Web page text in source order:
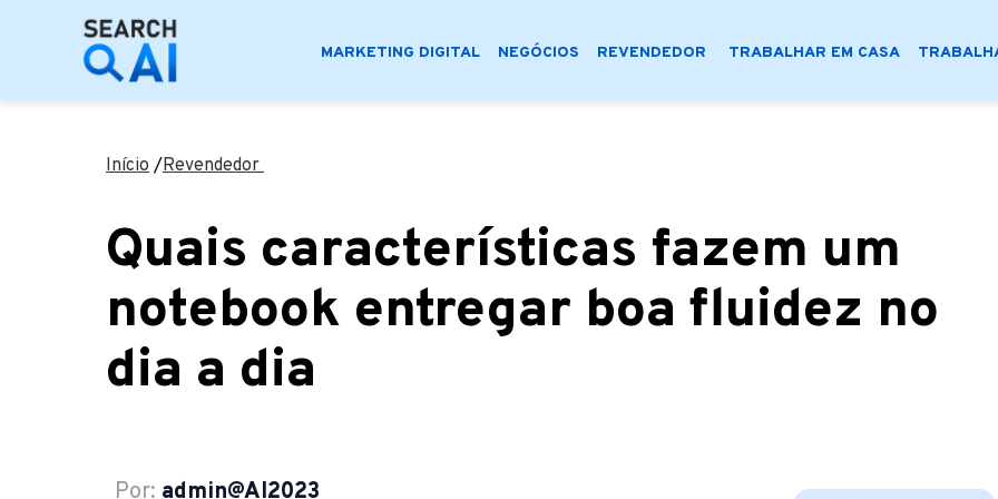
MARKETING DIGITAL NEGÓCIOS REVENDEDOR TRABALHAR EM CASA
Início /Revendedor
Quais características fazem um
notebook entregar boa fluidez no
dia a dia
Por: admin@AI2023